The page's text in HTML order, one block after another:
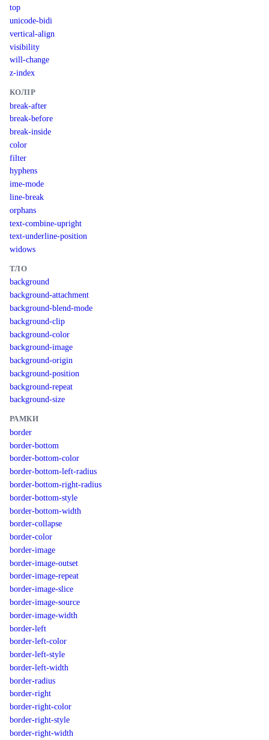
top
unicode-bidi
vertical-align
visibility
will-change
z-index
КОЛІР
break-after
break-before
break-inside
color
filter
hyphens
ime-mode
line-break
orphans
text-combine-upright
text-underline-position
widows
ТЛО
background
background-attachment
background-blend-mode
background-clip
background-color
background-image
background-origin
background-position
background-repeat
background-size
РАМКИ
border
border-bottom
border-bottom-color
border-bottom-left-radius
border-bottom-right-radius
border-bottom-style
border-bottom-width
border-collapse
border-color
border-image
border-image-outset
border-image-repeat
border-image-slice
border-image-source
border-image-width
border-left
border-left-color
border-left-style
border-left-width
border-radius
border-right
border-right-color
border-right-style
border-right-width